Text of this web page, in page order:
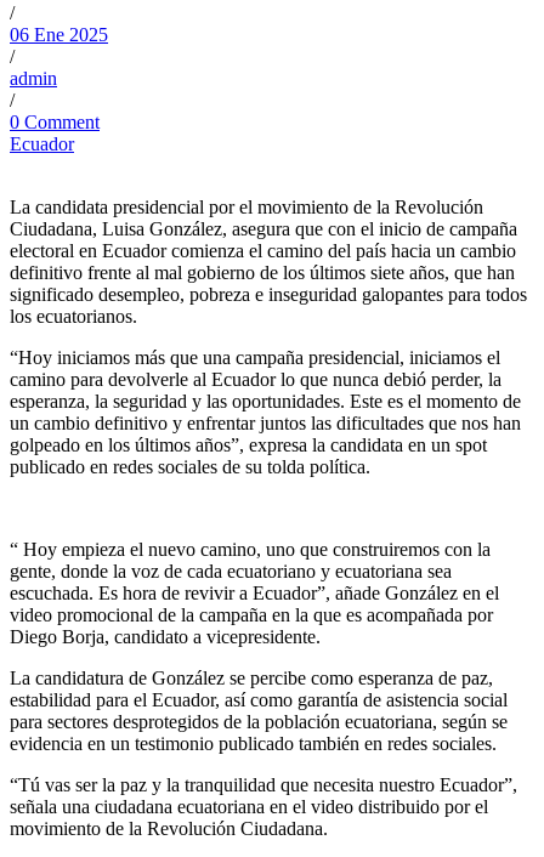
/
06 Ene 2025
/
admin
/
0 Comment
Ecuador
La candidata presidencial por el movimiento de la Revolución
Ciudadana, Luisa González, asegura que con el inicio de campaña
electoral en Ecuador comienza el camino del país hacia un cambio
definitivo frente al mal gobierno de los últimos siete años, que han
significado desempleo, pobreza e inseguridad galopantes para todos
los ecuatorianos.
“Hoy iniciamos más que una campaña presidencial, iniciamos el
camino para devolverle al Ecuador lo que nunca debió perder, la
esperanza, la seguridad y las oportunidades. Este es el momento de
un cambio definitivo y enfrentar juntos las dificultades que nos han
golpeado en los últimos años”, expresa la candidata en un spot
publicado en redes sociales de su tolda política.
“ Hoy empieza el nuevo camino, uno que construiremos con la
gente, donde la voz de cada ecuatoriano y ecuatoriana sea
escuchada. Es hora de revivir a Ecuador”, añade González en el
video promocional de la campaña en la que es acompañada por
Diego Borja, candidato a vicepresidente.
La candidatura de González se percibe como esperanza de paz,
estabilidad para el Ecuador, así como garantía de asistencia social
para sectores desprotegidos de la población ecuatoriana, según se
evidencia en un testimonio publicado también en redes sociales.
“Tú vas ser la paz y la tranquilidad que necesita nuestro Ecuador”,
señala una ciudadana ecuatoriana en el video distribuido por el
movimiento de la Revolución Ciudadana.